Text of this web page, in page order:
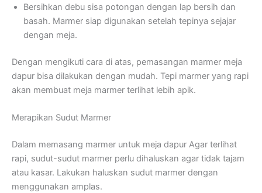
Bersihkan debu sisa potongan dengan lap bersih dan
basah. Marmer siap digunakan setelah tepinya sejajar
dengan meja.
Dengan mengikuti cara di atas, pemasangan marmer meja
dapur bisa dilakukan dengan mudah. Tepi marmer yang rapi
akan membuat meja marmer terlihat lebih apik.
Merapikan Sudut Marmer
Dalam memasang marmer untuk meja dapur Agar terlihat
rapi, sudut-sudut marmer perlu dihaluskan agar tidak tajam
atau kasar. Lakukan haluskan sudut marmer dengan
menggunakan amplas.